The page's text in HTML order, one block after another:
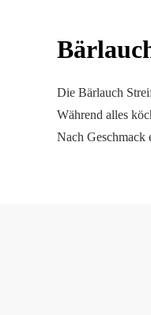
Die Bärlauch
Während alles
Nach Geschmack